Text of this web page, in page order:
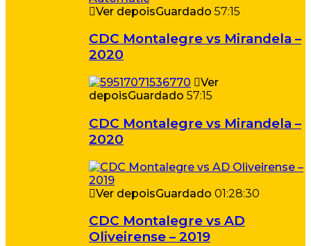
Ver depoisGuardado 57:15
CDC Montalegre vs Mirandela –
2020
Ver
depoisGuardado 57:15
CDC Montalegre vs Mirandela –
2020
Ver depoisGuardado 01:28:30
CDC Montalegre vs AD
Oliveirense – 2019